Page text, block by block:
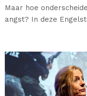
Maar hoe
angst? In deze